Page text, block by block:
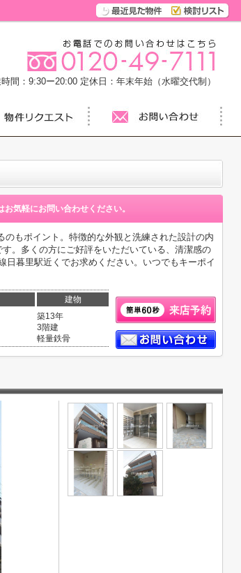
間：9:30ー20:00 定休日：年末年始（水曜交代制）
お気軽にお問い合わせください。
もポイント。特徴的な外観と洗練された設計の内
。多くの方にご好評をいただいている、清潔感の
暮里駅近くでお求めください。いつでもキーポイ
建物
築13年
3階建
軽量鉄骨